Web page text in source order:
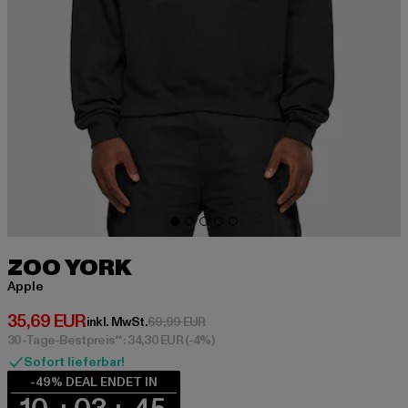
ZOO YORK
Apple
35,69 EUR
Derzeitiger Preis: 35,69 EUR
inkl. MwSt.69,99 EURAktionspreis: 69,99 EUR
30-Tage-Bestpreis**: 34,30 EUR(-4%)
Sofort lieferbar!
-49% DEAL ENDET IN